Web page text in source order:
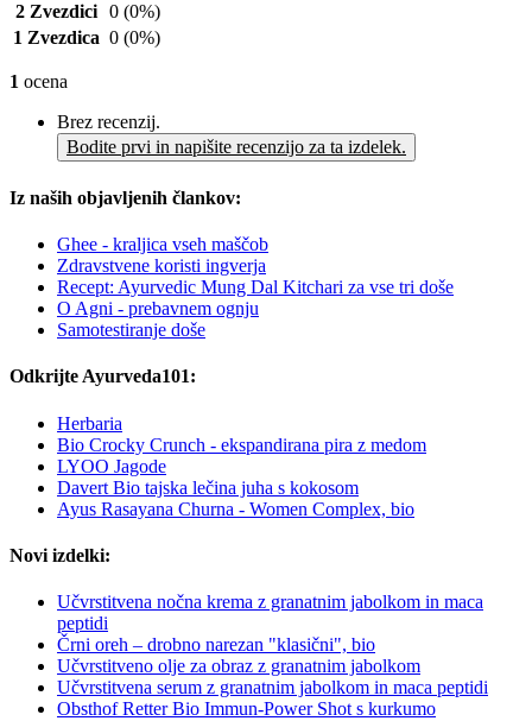
2 Zvezdici 0 (0%)
1 Zvezdica 0 (0%)
1 ocena
Brez recenzij.
Bodite prvi in napišite recenzijo za ta izdelek.
Iz naših objavljenih člankov:
Ghee - kraljica vseh maščob
Zdravstvene koristi ingverja
Recept: Ayurvedic Mung Dal Kitchari za vse tri doše
O Agni - prebavnem ognju
Samotestiranje doše
Odkrijte Ayurveda101:
Herbaria
Bio Crocky Crunch - ekspandirana pira z medom
LYOO Jagode
Davert Bio tajska lečina juha s kokosom
Ayus Rasayana Churna - Women Complex, bio
Novi izdelki:
Učvrstitvena nočna krema z granatnim jabolkom in maca
peptidi
Črni oreh – drobno narezan "klasični", bio
Učvrstitveno olje za obraz z granatnim jabolkom
Učvrstitvena serum z granatnim jabolkom in maca peptidi
Obsthof Retter Bio Immun-Power Shot s kurkumo